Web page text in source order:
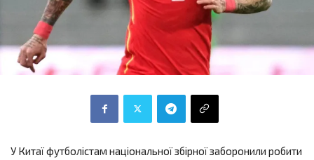
У Китаї футболістам національної збірної заборонили робити